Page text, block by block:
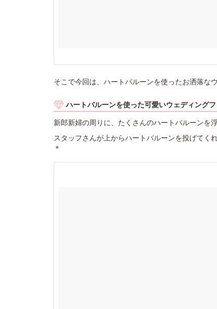
そこで今回は、ハートバルーンを使ったお洒落
ハートバルーンを使った可愛いウェディング
新郎新婦の周りに、たくさんのハートバルーン
スタッフさんが上からハートバルーンを投げてく
＊